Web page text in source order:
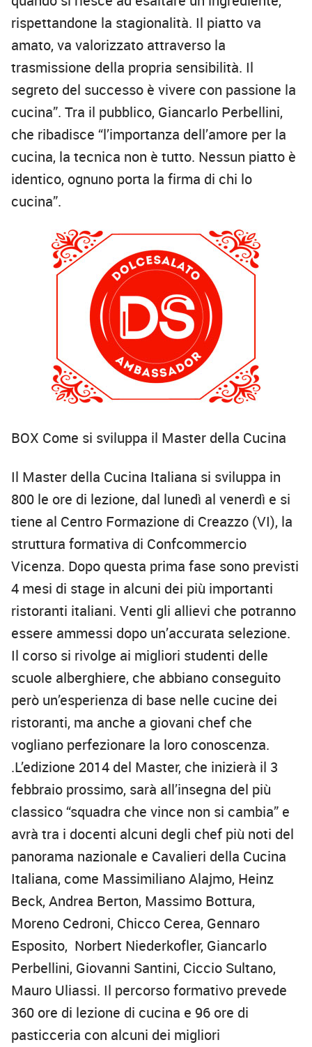
rispettandone la stagionalità. Il piatto va
amato, va valorizzato attraverso la
trasmissione della propria sensibilità. Il
segreto del successo è vivere con passione la
cucina”. Tra il pubblico, Giancarlo Perbellini,
che ribadisce “l’importanza dell’amore per la
cucina, la tecnica non è tutto. Nessun piatto è
identico, ognuno porta la firma di chi lo
cucina”.
BOX Come si sviluppa il Master della Cucina
Il Master della Cucina Italiana si sviluppa in
800 le ore di lezione, dal lunedì al venerdì e si
tiene al Centro Formazione di Creazzo (VI), la
struttura formativa di Confcommercio
Vicenza. Dopo questa prima fase sono previsti
4 mesi di stage in alcuni dei più importanti
ristoranti italiani. Venti gli allievi che potranno
essere ammessi dopo un’accurata selezione.
Il corso si rivolge ai migliori studenti delle
scuole alberghiere, che abbiano conseguito
però un’esperienza di base nelle cucine dei
ristoranti, ma anche a giovani chef che
vogliano perfezionare la loro conoscenza.
.L’edizione 2014 del Master, che inizierà il 3
febbraio prossimo, sarà all’insegna del più
classico “squadra che vince non si cambia” e
avrà tra i docenti alcuni degli chef più noti del
panorama nazionale e Cavalieri della Cucina
Italiana, come Massimiliano Alajmo, Heinz
Beck, Andrea Berton, Massimo Bottura,
Moreno Cedroni, Chicco Cerea, Gennaro
Esposito, Norbert Niederkofler, Giancarlo
Perbellini, Giovanni Santini, Ciccio Sultano,
Mauro Uliassi. Il percorso formativo prevede
360 ore di lezione di cucina e 96 ore di
pasticceria con alcuni dei migliori